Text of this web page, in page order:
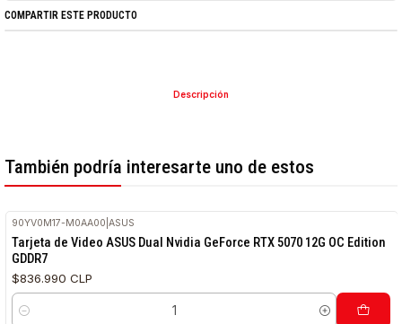
COMPARTIR ESTE PRODUCTO
Descripción
También podría interesarte uno de estos
90YV0M17-M0AA00 |ASUS
Tarjeta de Video ASUS Dual Nvidia GeForce RTX 5070 12G OC Edition
GDDR7
$836.990 CLP
Cantidad